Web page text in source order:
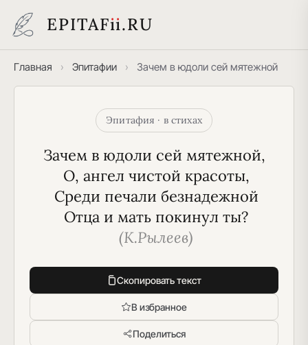
EPITAFii.RU
Главная › Эпитафии › Зачем в юдоли сей мятежной
Эпитафия · в стихах
Зачем в юдоли сей мятежной,
О, ангел чистой красоты,
Среди печали безнадежной
Отца и мать покинул ты?
(К.Рылеев)
Скопировать текст
В избранное
Поделиться